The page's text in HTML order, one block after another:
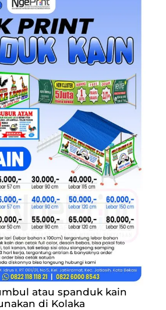
atau spanduk kain
di Kolaka